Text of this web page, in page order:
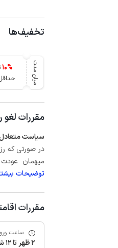
تخفیف‌ها
میان مدت 10%
حداقل
مقررات لغو
سیاست
میهمان عودت
توضیحات
مقررات
ساعت
2 ظهر تا 12 شب